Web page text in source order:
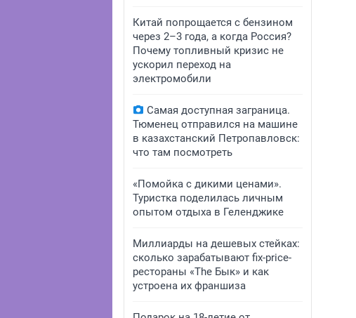
Китай попрощается с бензином
через 2–3 года, а когда Россия?
Почему топливный кризис не
ускорил переход на
электромобили
Самая доступная заграница.
Тюменец отправился на машине
в казахстанский Петропавловск:
что там посмотреть
«Помойка с дикими ценами».
Туристка поделилась личным
опытом отдыха в Геленджике
Миллиарды на дешевых стейках:
сколько зарабатывают fix-price-
рестораны «The Бык» и как
устроена их франшиза